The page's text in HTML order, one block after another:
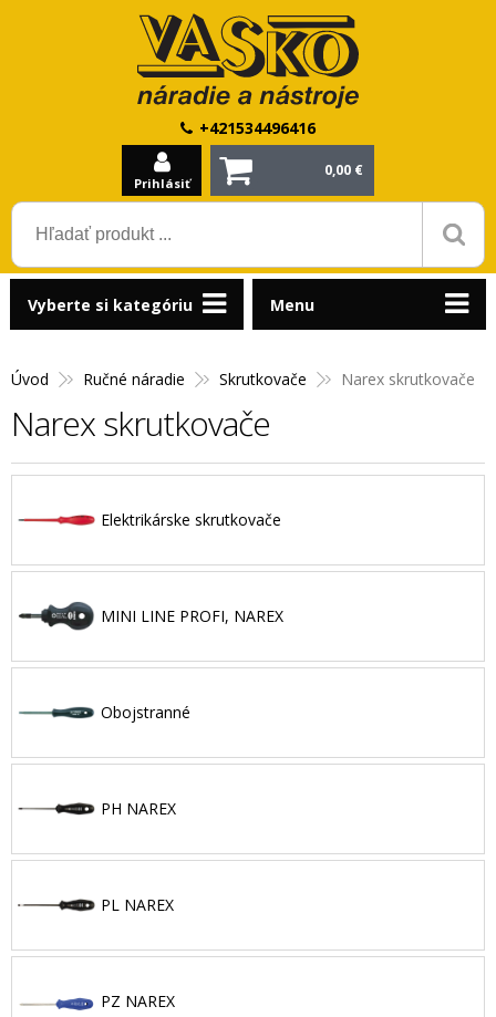
+421534496416
Prihlásiť
0,00 €
Úvod Ručné náradie Skrutkovače Narex skrutkovače
Narex skrutkovače
Elektrikárske skrutkovače
MINI LINE PROFI, NAREX
Obojstranné
PH NAREX
PL NAREX
PZ NAREX
Vyberte si kategóriu Menu